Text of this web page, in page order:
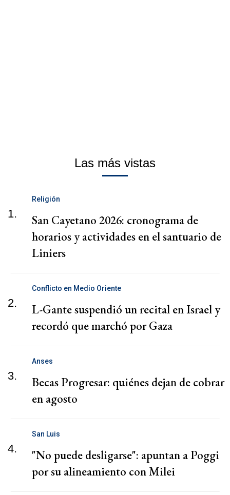
Las más vistas
1.
Religión
San Cayetano 2026: cronograma de
horarios y actividades en el santuario de
Liniers
2.
Conflicto en Medio Oriente
L-Gante suspendió un recital en Israel y
recordó que marchó por Gaza
3.
Anses
Becas Progresar: quiénes dejan de cobrar
en agosto
4.
San Luis
"No puede desligarse": apuntan a Poggi
por su alineamiento con Milei